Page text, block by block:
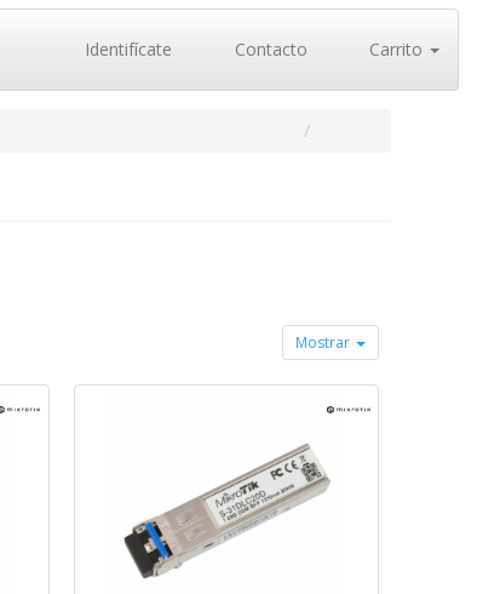
Identifícate Contacto Carrito
Mostrar